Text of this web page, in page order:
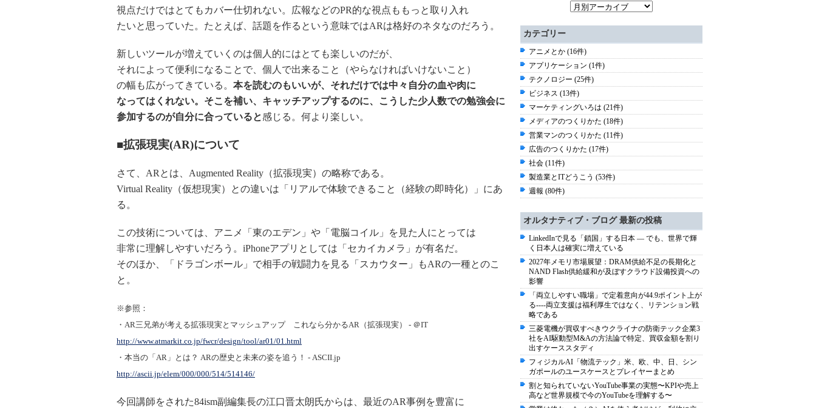
視点だけではとてもカバー仕切れない。広報などのPR的な視点ももっと取り入れ
たいと思っていた。たとえば、話題を作るという意味ではARは格好のネタなのだろう。
新しいツールが増えていくのは個人的にはとても楽しいのだが、
それによって便利になることで、個人で出来ること（やらなければいけないこと）
の幅も広がってきている。 本を読むのもいいが、それだけでは中々自分の血や肉に
なってはくれない。そこを補い、キャッチアップするのに、こうした少人数での勉強会に
参加するのが自分に合っていると感じる。何より楽しい。
■拡張現実(AR)について
さて、ARとは、Augmented Reality（拡張現実）の略称である。
Virtual Reality（仮想現実）との違いは「リアルで体験できること（経験の即時化）」にあ
る。
この技術については、アニメ「東のエデン」や「電脳コイル」を見た人にとっては
非常に理解しやすいだろう。iPhoneアプリとしては「セカイカメラ」が有名だ。
そのほか、「ドラゴンボール」で相手の戦闘力を見る「スカウター」もARの一種とのこ
と。
※参照：
・AR三兄弟が考える拡張現実とマッシュアップ これなら分かるAR（拡張現実） - ＠IT
http://www.atmarkit.co.jp/fwcr/design/tool/ar01/01.html
・本当の「AR」とは？ ARの歴史と未来の姿を追う！ - ASCII.jp
http://ascii.jp/elem/000/000/514/514146/
今回講師をされた84ism副編集長の江口晋太朗氏からは、最近のAR事例を豊富に
カテゴリー
アニメとか (16件)
アプリケーション (1件)
テクノロジー (25件)
ビジネス (13件)
マーケティングいろは (21件)
メディアのつくりかた (18件)
営業マンのつくりかた (11件)
広告のつくりかた (17件)
社会 (11件)
製造業とITどうこう (53件)
週報 (80件)
オルタナティブ・ブログ 最新の投稿
LinkedInで見る「鎖国」する日本 ― でも、世界で輝
く日本人は確実に増えている
2027年メモリ市場展望：DRAM供給不足の長期化と
NAND Flash供給緩和が及ぼすクラウド設備投資への
影響
「両立しやすい職場」で定着意向が44.9ポイント上が
る----両立支援は福利厚生ではなく、リテンション戦
略である
三菱電機が買収すべきウクライナの防衛テック企業3
社をAI駆動型M&Aの方法論で特定、買収金額を割り
出すケーススタディ
フィジカルAI「物流テック」米、欧、中、日、シン
ガポールのユースケースとプレイヤーまとめ
割と知られていないYouTube事業の実態〜KPIや売上
高など世界規模で今のYouTubeを理解する〜